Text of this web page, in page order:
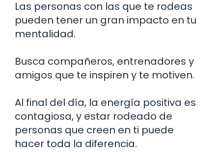
Las personas con las que te rodeas
pueden tener un gran impacto en tu
mentalidad.
Busca compañeros, entrenadores y
amigos que te inspiren y te motiven.
Al final del día, la energía positiva es
contagiosa, y estar rodeado de
personas que creen en ti puede
hacer toda la diferencia.